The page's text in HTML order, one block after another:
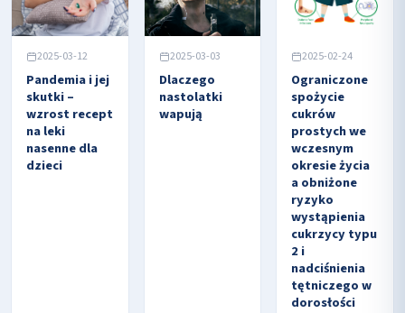
2025-03-12
Pandemia i jej
skutki –
wzrost recept
na leki
nasenne dla
dzieci
2025-03-03
Dlaczego
nastolatki
wapują
2025-02-24
Ograniczone
spożycie
cukrów
prostych we
wczesnym
okresie życia
a obniżone
ryzyko
wystąpienia
cukrzycy typu
2 i
nadciśnienia
tętniczego w
dorosłości